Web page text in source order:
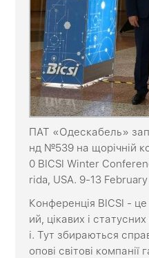
ПАТ «Одескабель»
нд №539 на щорічній
0 BICSI Winter
rida, USA. 9-13
Конференція BICSI -
ий, цікавих і
і. Тут збираються
опові світові